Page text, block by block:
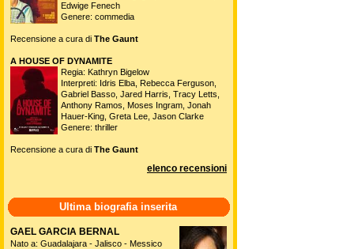
Edwige Fenech
Genere: commedia
Recensione a cura di The Gaunt
A HOUSE OF DYNAMITE
Regia: Kathryn Bigelow
Interpreti: Idris Elba, Rebecca Ferguson,
Gabriel Basso, Jared Harris, Tracy Letts,
Anthony Ramos, Moses Ingram, Jonah
Hauer-King, Greta Lee, Jason Clarke
Genere: thriller
Recensione a cura di The Gaunt
elenco recensioni
Ultima biografia inserita
GAEL GARCIA BERNAL
Nato a: Guadalajara - Jalisco - Messico